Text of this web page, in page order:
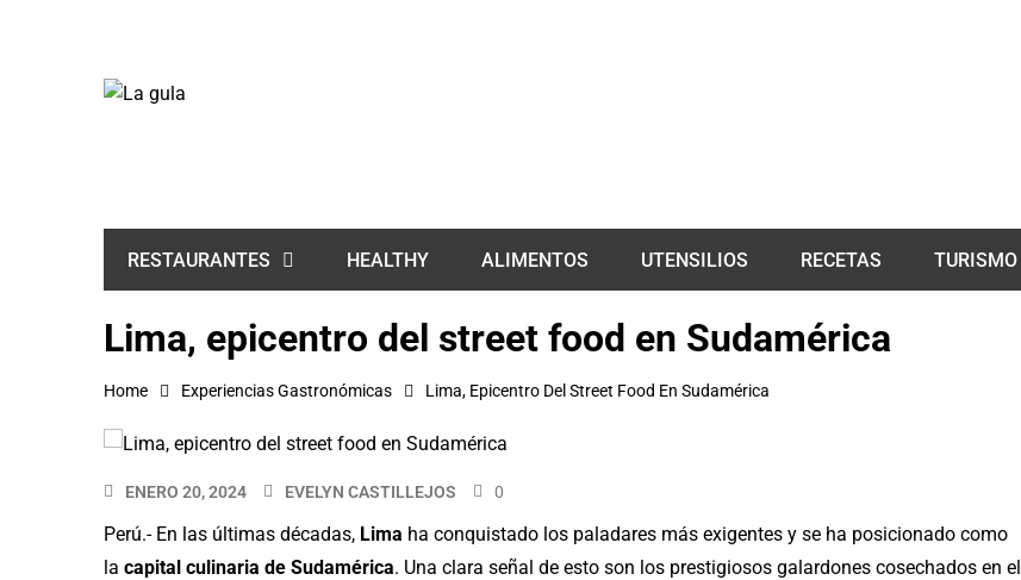
RESTAURANTES HEALTHY ALIMENTOS UTENSILIOS RECETAS TURISMO
Lima, epicentro del street food en Sudamérica
Home Experiencias Gastronómicas Lima, Epicentro Del Street Food En Sudamérica
ENERO 20, 2024 EVELYN CASTILLEJOS 0
Perú.- En las últimas décadas, Lima ha conquistado los paladares más exigentes y se ha posicionado como
la capital culinaria de Sudamérica. Una clara señal de esto son los prestigiosos galardones cosechados en el